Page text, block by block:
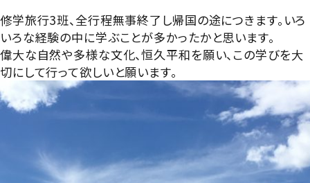
日本大学について
数字で見る豊山
年間行事
制服紹介
部活動
生徒座談会
進学コース
特進コース
スポーツコース
制服紹介
進路指導
進学実績
合格者インタビュー
進路新聞Compass
活躍するOB
修学旅行3班、全行程無事終了し帰国の途につきます。いろ
いろな経験の中に学ぶことが多かったかと思います。
偉大な自然や多様な文化、恒久平和を願い、この学びを大
切にして行って欲しいと願います。